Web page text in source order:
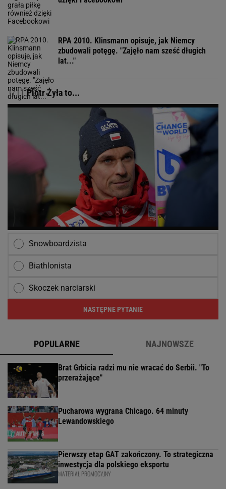
RPA 2010. Klinsmann opisuje, jak Niemcy
zbudowali potęgę. "Zajęło nam sześć długich
lat..."
1/11Piotr Żyła to...
Snowboardzista
Biathlonista
Skoczek narciarski
NASTĘPNE PYTANIE
POPULARNE NAJNOWSZE
Brat Grbicia radzi mu nie wracać do Serbii. "To
przerażające"
Pucharowa wygrana Chicago. 64 minuty
Lewandowskiego
Pierwszy etap GAT zakończony. To strategiczna
inwestycja dla polskiego eksportu
MATERIAŁ PROMOCYJNY